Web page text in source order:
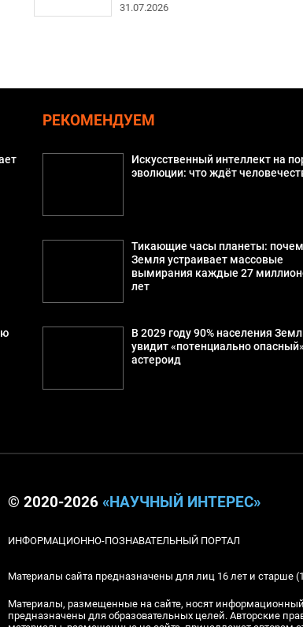
31.07.2026
РЕКОМЕНДУЕМ
Искусственный интеллект на
эволюции: что ждёт
Тикающие часы планеты:
Земля устраивает массовые
вымирания каждые 27
лет
В 2029 году 90% населения
увидит «потенциально
астероид
© 2020-2026 «НАУЧНЫЙ ИНТЕРЕС»
ИНФОРМАЦИОННО-ПОЗНАВАТЕЛЬНЫЙ ПОРТАЛ
Материалы сайта предназначены для лиц 16 лет и старше
Материалы, размещенные на сайте, носят информационный
предназначены для образовательных целей. Авторские